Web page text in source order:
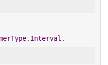
. Interval ,